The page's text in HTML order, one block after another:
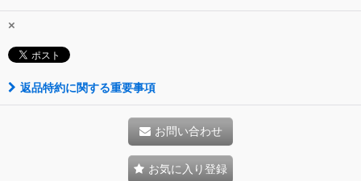
×
返品特約に関する重要事項
お問い合わせ
お気に入り登録